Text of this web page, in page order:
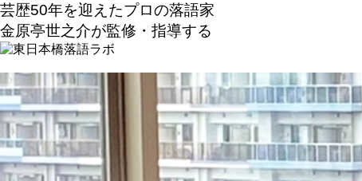
芸歴50年を迎えたプロの落語家
金原亭世之介が監修・指導する